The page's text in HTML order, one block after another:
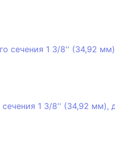
сечения 1 3/8'' (34,92 мм),